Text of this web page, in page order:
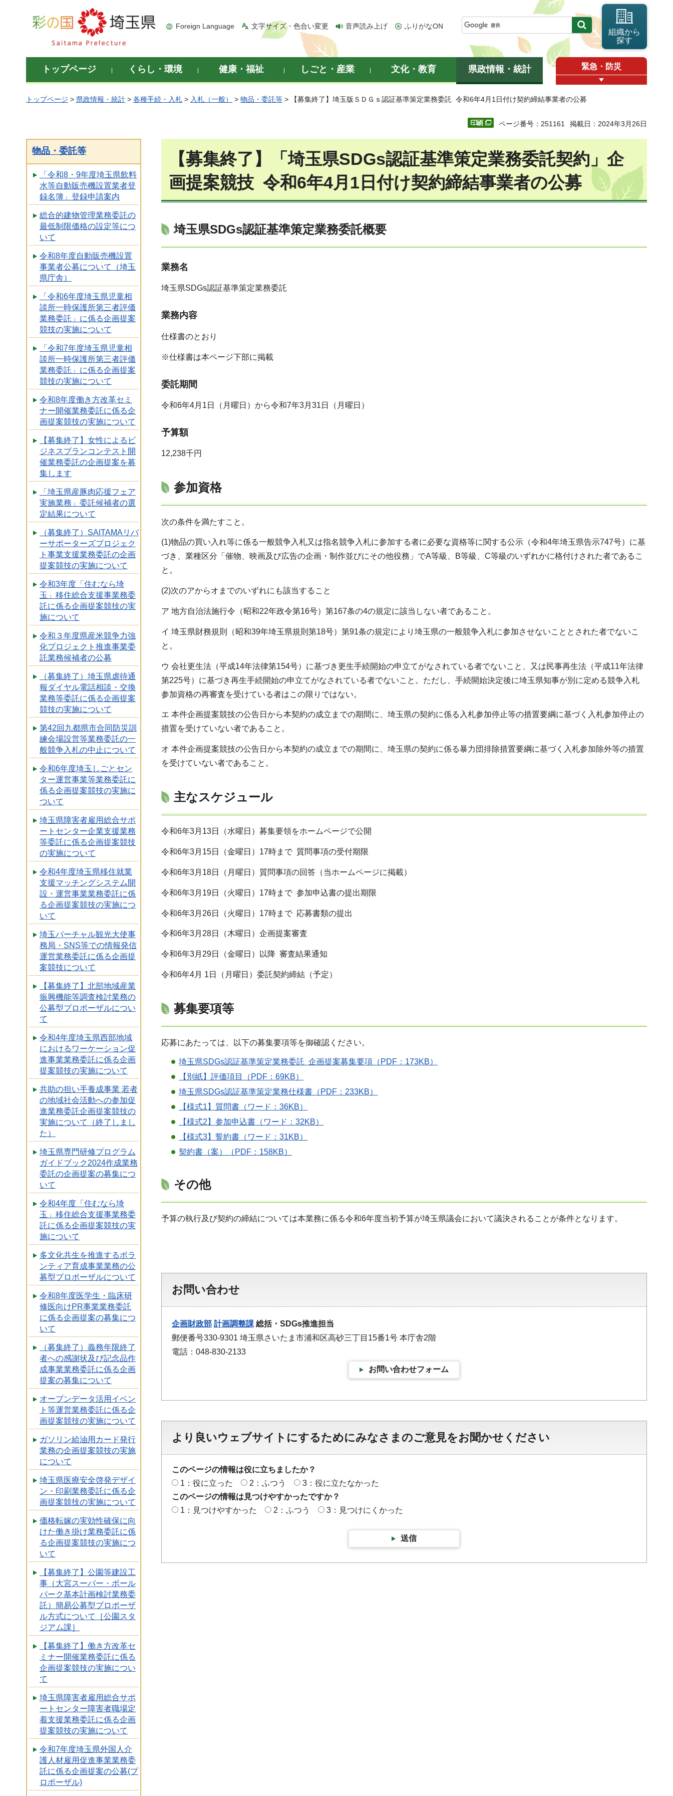
彩の国 埼玉県
Foreign Language 文字サイズ・色合い変更 音声読み上げ ふりがなON
組織から
探す
トップページ くらし・環境 健康・福祉 しごと・産業 文化・教育 県政情報・統計 緊急・防災
トップページ > 県政情報・統計 > 各種手続・入札 > 入札（一般） > 物品・委託等 > 【募集終了】埼玉版ＳＤＧｓ認証基準策定業務委託 令和6年4月1日付け契約締結事業者の公募
ページ番号：251161 掲載日：2024年3月26日
物品・委託等
「令和8・9年度埼玉県飲料
水等自動販売機設置業者登
録名簿」登録申請案内
総合的建物管理業務委託の
最低制限価格の設定等につ
いて
令和8年度自動販売機設置
事業者公募について（埼玉
県庁舎）
「令和6年度埼玉県児童相
談所一時保護所第三者評価
業務委託」に係る企画提案
競技の実施について
「令和7年度埼玉県児童相
談所一時保護所第三者評価
業務委託」に係る企画提案
競技の実施について
令和8年度働き方改革セミ
ナー開催業務委託に係る企
画提案競技の実施について
【募集終了】女性によるビ
ジネスプランコンテスト開
催業務委託の企画提案を募
集します
「埼玉県産豚肉応援フェア
実施業務」委託候補者の選
定結果について
（募集終了）SAITAMAリバ
ーサポーターズプロジェク
ト事業支援業務委託の企画
提案競技の実施について
令和3年度「住むなら埼
玉」移住総合支援事業務委
託に係る企画提案競技の実
施について
令和３年度県産米競争力強
化プロジェクト推進事業委
託業務候補者の公募
（募集終了）埼玉県虐待通
報ダイヤル電話相談・交換
業務等委託に係る企画提案
競技の実施について
第42回九都県市合同防災訓
練会場設営等業務委託の一
般競争入札の中止について
令和6年度埼玉しごとセン
ター運営事業等業務委託に
係る企画提案競技の実施に
ついて
埼玉県障害者雇用総合サポ
ートセンター企業支援業務
等委託に係る企画提案競技
の実施について
令和4年度埼玉県移住就業
支援マッチングシステム開
設・運営事業業務委託に係
る企画提案競技の実施につ
いて
埼玉バーチャル観光大使事
務局・SNS等での情報発信
運営業務委託に係る企画提
案競技について
【募集終了】北部地域産業
振興機能等調査検討業務の
公募型プロポーザルについ
て
令和4年度埼玉県西部地域
におけるワーケーション促
進事業業務委託に係る企画
提案競技の実施について
共助の担い手養成事業 若者
の地域社会活動への参加促
進業務委託企画提案競技の
実施について（終了しまし
た）
埼玉県専門研修プログラム
ガイドブック2024作成業務
委託の企画提案の募集につ
いて
令和4年度「住むなら埼
玉」移住総合支援事業務委
託に係る企画提案競技の実
施について
多文化共生を推進するボラ
ンティア育成事業業務の公
募型プロポーザルについて
令和8年度医学生・臨床研
修医向けPR事業業務委託
に係る企画提案の募集につ
いて
（募集終了）義務年限終了
者への感謝状及び記念品作
成事業業務委託に係る企画
提案の募集について
オープンデータ活用イベン
ト等運営業務委託に係る企
画提案競技の実施について
ガソリン給油用カード発行
業務の企画提案競技の実施
について
埼玉県医療安全啓発デザイ
ン・印刷業務委託に係る企
画提案競技の実施について
価格転嫁の実効性確保に向
けた働き掛け業務委託に係
る企画提案競技の実施につ
いて
【募集終了】公園等建設工
事（大宮スーパー・ボール
パーク基本計画検討業務委
託）簡易公募型プロポーザ
ル方式について［公園スタ
ジアム課］
【募集終了】働き方改革セ
ミナー開催業務委託に係る
企画提案競技の実施につい
て
埼玉県障害者雇用総合サポ
ートセンター障害者職場定
着支援業務委託に係る企画
提案競技の実施について
令和7年度埼玉県外国人介
護人材雇用促進事業業務委
託に係る企画提案の公募(プ
ロポーザル)
【募集終了】「埼玉県SDGs認証基準策定業務委託契約」企
画提案競技 令和6年4月1日付け契約締結事業者の公募
埼玉県SDGs認証基準策定業務委託概要
業務名
埼玉県SDGs認証基準策定業務委託
業務内容
仕様書のとおり
※仕様書は本ページ下部に掲載
委託期間
令和6年4月1日（月曜日）から令和7年3月31日（月曜日）
予算額
12,238千円
参加資格
次の条件を満たすこと。
(1)物品の買い入れ等に係る一般競争入札又は指名競争入札に参加する者に必要な資格等に関する公示（令和4年埼玉県告示747号）に基
づき、業種区分「催物、映画及び広告の企画・制作並びにその他役務」でA等級、B等級、C等級のいずれかに格付けされた者であるこ
と。
(2)次のアからオまでのいずれにも該当すること
ア 地方自治法施行令（昭和22年政令第16号）第167条の4の規定に該当しない者であること。
イ 埼玉県財務規則（昭和39年埼玉県規則第18号）第91条の規定により埼玉県の一般競争入札に参加させないこととされた者でないこ
と。
ウ 会社更生法（平成14年法律第154号）に基づき更生手続開始の申立てがなされている者でないこと、又は民事再生法（平成11年法律
第225号）に基づき再生手続開始の申立てがなされている者でないこと。ただし、手続開始決定後に埼玉県知事が別に定める競争入札
参加資格の再審査を受けている者はこの限りではない。
エ 本件企画提案競技の公告日から本契約の成立までの期間に、埼玉県の契約に係る入札参加停止等の措置要綱に基づく入札参加停止の
措置を受けていない者であること。
オ 本件企画提案競技の公告日から本契約の成立までの期間に、埼玉県の契約に係る暴力団排除措置要綱に基づく入札参加除外等の措置
を受けていない者であること。
主なスケジュール
令和6年3月13日（水曜日）募集要領をホームページで公開
令和6年3月15日（金曜日）17時まで 質問事項の受付期限
令和6年3月18日（月曜日）質問事項の回答（当ホームページに掲載）
令和6年3月19日（火曜日）17時まで 参加申込書の提出期限
令和6年3月26日（火曜日）17時まで 応募書類の提出
令和6年3月28日（木曜日）企画提案審査
令和6年3月29日（金曜日）以降 審査結果通知
令和6年4月 1日（月曜日）委託契約締結（予定）
募集要項等
応募にあたっては、以下の募集要項等を御確認ください。
埼玉県SDGs認証基準策定業務委託 企画提案募集要項（PDF：173KB）
【別紙】評価項目（PDF：69KB）
埼玉県SDGs認証基準策定業務仕様書（PDF：233KB）
【様式1】質問書（ワード：36KB）
【様式2】参加申込書（ワード：32KB）
【様式3】誓約書（ワード：31KB）
契約書（案）（PDF：158KB）
その他
予算の執行及び契約の締結については本業務に係る令和6年度当初予算が埼玉県議会において議決されることが条件となります。
お問い合わせ
企画財政部 計画調整課 総括・SDGs推進担当
郵便番号330-9301 埼玉県さいたま市浦和区高砂三丁目15番1号 本庁舎2階
電話：048-830-2133
お問い合わせフォーム
より良いウェブサイトにするためにみなさまのご意見をお聞かせください
このページの情報は役に立ちましたか？
1：役に立った
2：ふつう
3：役に立たなかった
このページの情報は見つけやすかったですか？
1：見つけやすかった
2：ふつう 3：見つけにくかった
送信